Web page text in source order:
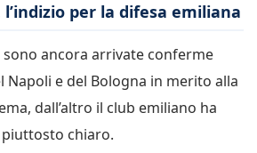
per la difesa emiliana
sono ancora arrivate conferme
Napoli e del Bologna in merito alla
dall’altro il club emiliano ha
piuttosto chiaro.